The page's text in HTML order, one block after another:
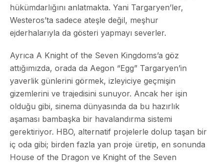
hükümdarlığını anlatmakta. Yani Targaryen’ler,
Westeros’ta sadece ateşle değil, meşhur
ejderhalarıyla da gösteri yapmayı severler.
Ayrıca A Knight of the Seven Kingdoms’a göz
attığımızda, orada da Aegon “Egg” Targaryen’in
yaverlik günlerini görmek, izleyiciye geçmişin
gizemlerini ve trajedisini sunuyor. Ancak her işin
olduğu gibi, sinema dünyasında da bu hazırlık
aşaması bambaşka bir havalandırma sistemi
gerektiriyor. HBO, alternatif projelerle dolup taşan bir
iç oda gibi; birden fazla yan proje üretip, en sonunda
House of the Dragon ve Knight of the Seven